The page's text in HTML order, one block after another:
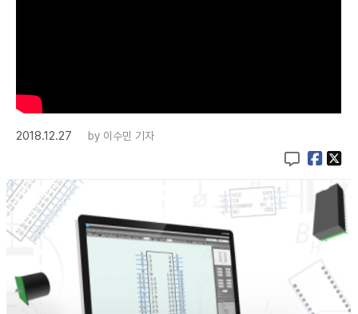
2018.12.27 by 이수민 기자